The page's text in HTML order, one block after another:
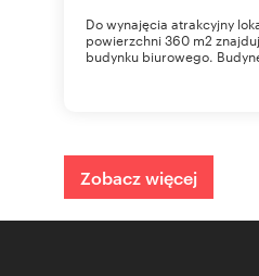
Do wynajęcia atrakcyjny
powierzchni 360 m2
budynku biurowego.
Zobacz więcej